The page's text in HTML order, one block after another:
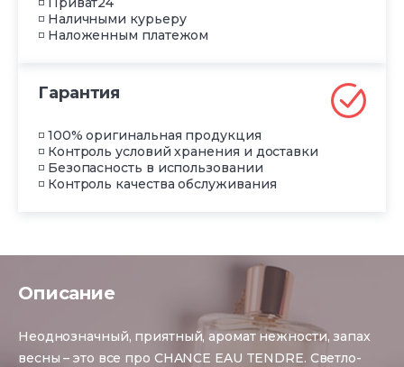
◽ Наличными курьеру
◽ Наложенным платежом
Гарантия
◽ 100% оригинальная продукция
◽ Контроль условий хранения и доставки
◽ Безопасность в использовании
◽ Контроль качества обслуживания
Описание
Неоднозначный, приятный, аромат нежности, запах
весны – это все про CHANCE EAU TENDRE. Светло-